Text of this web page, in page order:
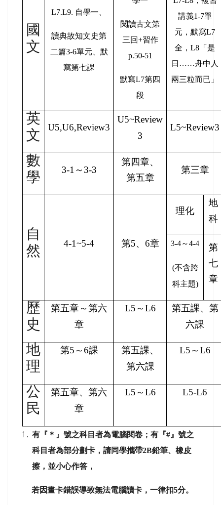
國
文
L7.L9. 自學一、
讀典故知文史第
二篇3-6單元、默
寫第七課
閱讀古文第
三回+習作
p.50-51
默寫L7第四
段
講義1-7單
元，默寫L7
全，L8「是
日……舟中人
兩三粒而已」
英
文
U5,U6,Review3
U5~Review
3
L5~Review3
數
學
3-1 ～3-3
第四章、
第五章
第三章
自
然
4-1~5-4 第5、6章
理化
地
科
3-4～4-4
(不含跨
科主題)
第
七
章
歷
史
第五章～第六
章
L5 ～L6
第五課、第
六課
地
理
第5～6課
第五課、
第六課
L5 ～L6
公
民
第五章、第六
章
L5 ～L6 L5-L6
有『＊』號之科目者為電腦閱卷；有『#』號之
科目者為部分劃卡，請同學攜帶2B鉛筆、橡皮
擦，並小心作答，
若因畫卡錯誤導致無法電腦讀卡，一律扣5分。